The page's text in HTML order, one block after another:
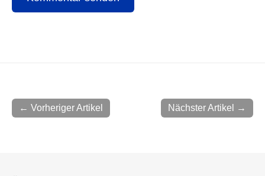
Nächster Artikel →
← Vorheriger Artikel